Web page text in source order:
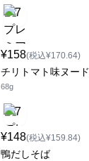
¥158(税込¥170.64)
チリトマト味ヌー
68g
¥148(税込¥159.84)
鴨だしそば